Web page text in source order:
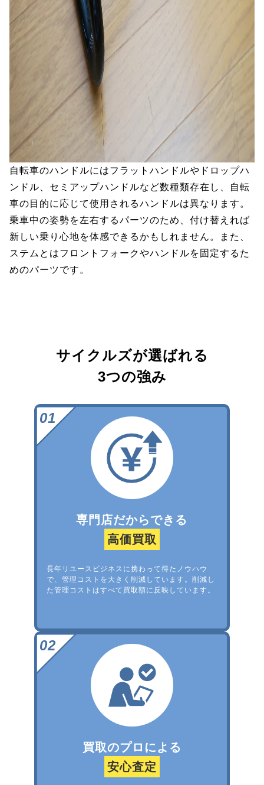
自転車のハンドルにはフラットハンドルやドロップハ
ンドル、セミアップハンドルなど数種類存在し、自転
車の目的に応じて使用されるハンドルは異なります。
乗車中の姿勢を左右するパーツのため、付け替えれば
新しい乗り心地を体感できるかもしれません。また、
ステムとはフロントフォークやハンドルを固定するた
めのパーツです。
サイクルズが選ばれる
3つの強み
専門店だからできる
高価買取
長年リユースビジネスに携わって得たノウハウ
で、管理コストを大きく削減しています。削減し
た管理コストはすべて買取額に反映しています。
買取のプロによる
安心査定